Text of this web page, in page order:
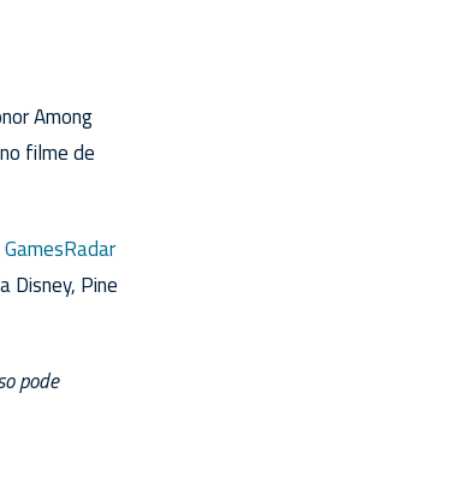
Among
filme de
GamesRadar
Disney, Pine
pode